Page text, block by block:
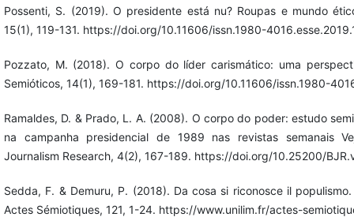
Possenti, S. (2019). O presidente está nu? Roupas e mundo
15(1), 119-131. https://doi.org/10.11606/issn.1980-
Pozzato, M. (2018). O corpo do líder carismático: uma
Semióticos, 14(1), 169-181. https://doi.org/10.11606/issn.1980-
Ramaldes, D. & Prado, L. A. (2008). O corpo do poder: estudo
na campanha presidencial de 1989 nas revistas semanais
Journalism Research, 4(2), 167-189. https://doi.org/10.25200/
Sedda, F. & Demuru, P. (2018). Da cosa si riconosce il
Actes Sémiotiques, 121, 1-24. https://www.unilim.fr/actes-